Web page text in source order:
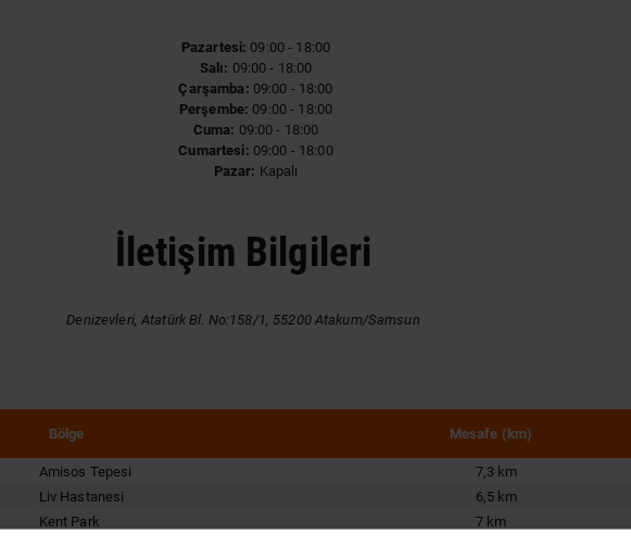
Pazartesi: 09:00 - 18:00
Salı: 09:00 - 18:00
Çarşamba: 09:00 - 18:00
Perşembe: 09:00 - 18:00
Cuma: 09:00 - 18:00
Cumartesi: 09:00 - 18:00
Pazar: Kapalı
İletişim Bilgileri
Denizevleri, Atatürk Bl. No:158/1, 55200 Atakum/Samsun
Bölge Mesafe (km)
Amisos Tepesi
7,3 km
Liv Hastanesi
6,5 km
Kent Park
7 km